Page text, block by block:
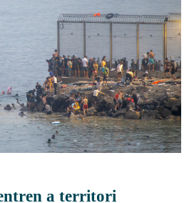
a territori